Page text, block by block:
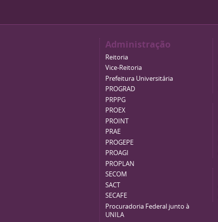
Administração
Reitoria
Vice-Reitoria
Prefeitura Universitária
PROGRAD
PRPPG
PROEX
PROINT
PRAE
PROGEPE
PROAGI
PROPLAN
SECOM
SACT
SECAFE
Procuradoria Federal junto à
UNILA